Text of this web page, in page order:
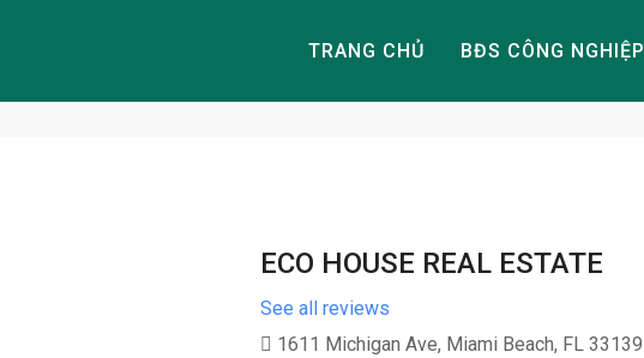
TRANG CHỦ BĐS CÔNG NGHIỆP
ECO HOUSE REAL ESTATE
See all reviews
1611 Michigan Ave, Miami Beach, FL 33139